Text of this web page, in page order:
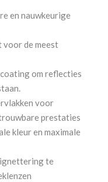
en nauwkeurige
de meest
om reflecties
voor
prestaties
kleur en maximale
te